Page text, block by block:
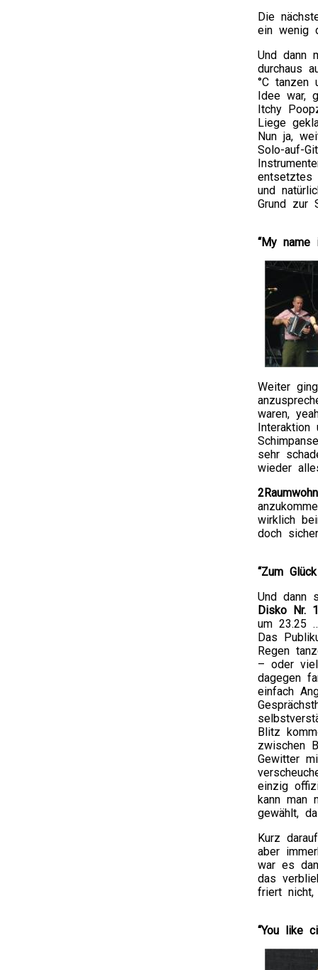
Die
ein wenig
Und dann
durchaus
°C tanzen
Idee war,
Itchy
Liege
Nun ja,
Solo-auf-
entsetztes
und
Grund zur
“My name
Weiter
waren,
Interaktion
sehr
wieder
wirklich
doch
“Zum
Und dann
Disko Nr. 1
um 23.25
Das
Regen
– oder
dagegen
einfach
Blitz
zwischen
Gewitter
einzig
kann man
gewählt,
Kurz
aber
war es
das
friert
“You like